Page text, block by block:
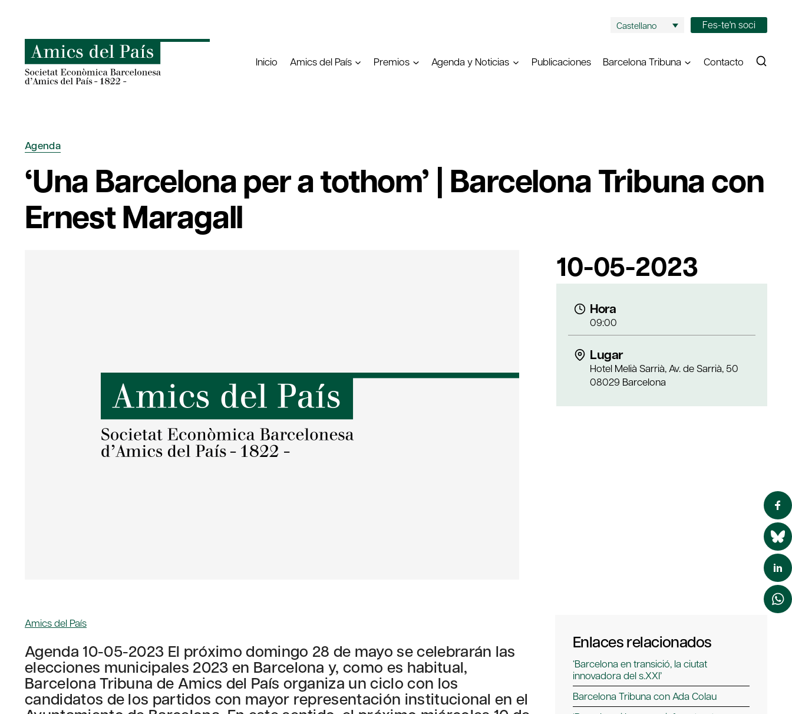
contenido
Castellano Fes-te'n soci
Inicio Amics del País Premios Agenda y Noticias Publicaciones Barcelona Tribuna Contacto
Agenda
‘Una Barcelona per a tothom’ | Barcelona Tribuna con
Ernest Maragall
10-05-2023
Hora
09:00
Lugar
Hotel Melià Sarrià, Av. de Sarrià, 50
08029 Barcelona
Amics del País
Agenda 10-05-2023 El próximo domingo 28 de mayo se celebrarán las
elecciones municipales 2023 en Barcelona y, como es habitual,
Barcelona Tribuna de Amics del País organiza un ciclo con los
candidatos de los partidos con mayor representación institucional en el
Enlaces relacionados
‘Barcelona en transició, la ciutat
innovadora del s.XXI’
Barcelona Tribuna con Ada Colau